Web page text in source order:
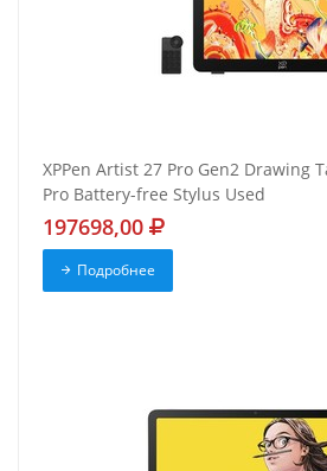
XPPen Artist 27 Pro Gen2 Drawing
Pro Battery-free Stylus Used
197698,00
Подробнее